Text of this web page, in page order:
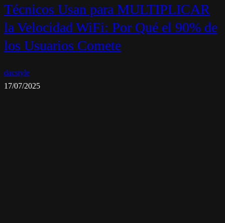
Técnicos Usan para MULTIPLICAR
la Velocidad WiFi: Por Qué el 90% de
los Usuarios Comete
dacstyle
17/07/2025